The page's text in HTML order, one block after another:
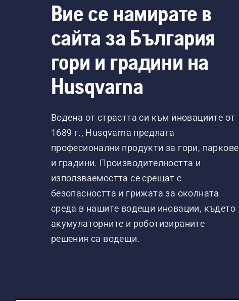
Вие се намирате в
сайта за България
гори и градини на
Husqvarna
Водена от страстта си към иновациите от
1689 г., Husqvarna предлага
професионални продукти за гори, паркове
и градини. Производителността и
използваемостта се срещат с
безопасността и грижата за околната
среда в нашите водещи иновации, където
акумулаторните и роботизираните
решения са водещи.